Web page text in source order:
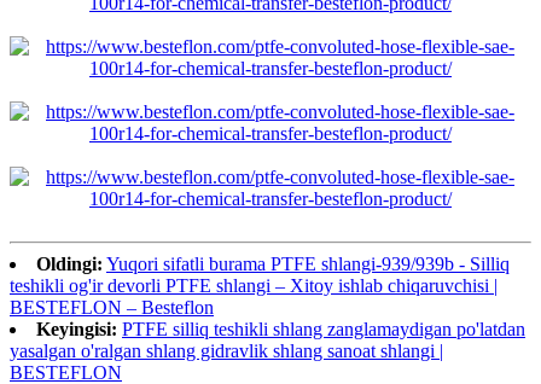
Oldingi: Yuqori sifatli burama PTFE shlangi-939/939b - Silliq
teshikli og'ir devorli PTFE shlangi – Xitoy ishlab chiqaruvchisi |
BESTEFLON – Besteflon
Keyingisi: PTFE silliq teshikli shlang zanglamaydigan po'latdan
yasalgan o'ralgan shlang gidravlik shlang sanoat shlangi |
BESTEFLON